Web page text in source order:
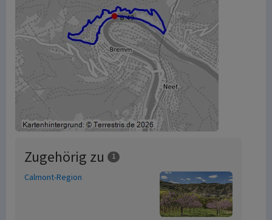
Zugehörig zu 1
Calmont-Region